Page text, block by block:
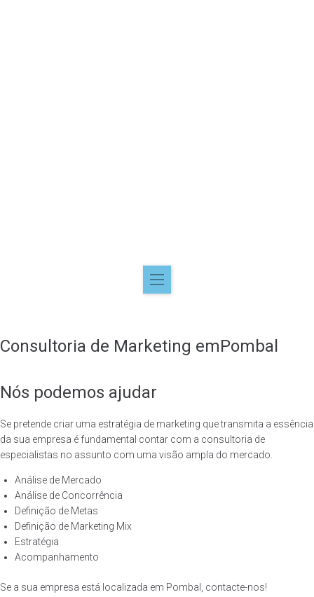
Template is not defined.
Consultoria de Marketing emPombal
Nós podemos ajudar
Se pretende criar uma estratégia de marketing que transmita a essência
da sua empresa é fundamental contar com a consultoria de
especialistas no assunto com uma visão ampla do mercado.
Análise de Mercado
Análise de Concorrência
Definição de Metas
Definição de Marketing Mix
Estratégia
Acompanhamento
Se a sua empresa está localizada em Pombal, contacte-nos!